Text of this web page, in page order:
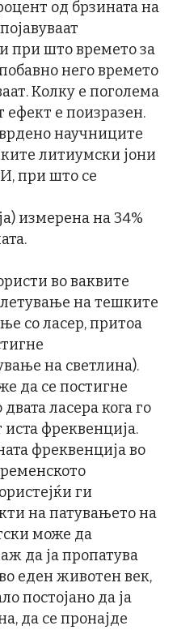
од брзината на
при што времето за
него времето
Колку е поголема
ефект е поизразен.
научниците
литиумски јони
при што се
измерена на 34%
во ваквите
на тешките
со ласер, притоа
на светлина).
да се постигне
ласера кога го
иста фреквенција.
фреквенција во
ги
на патувањето на
може да
да ја пропатува
еден животен век,
постојано да ја
да се пронајде